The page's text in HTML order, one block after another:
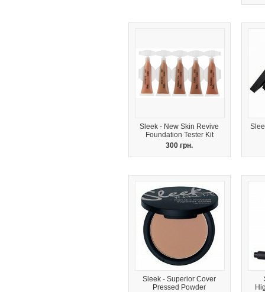
Sleek - New Skin Revive
Foundation Tester Kit
300 грн.
Sleek - Superior Cover
Pressed Powder